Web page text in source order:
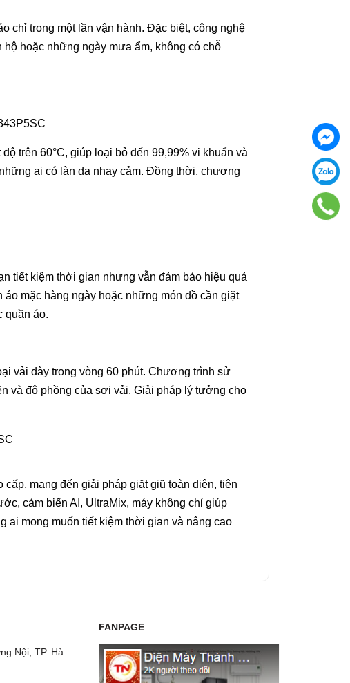
chỉ trong một lần vận hành. Đặc biệt, công nghệ
hoặc những ngày mưa ẩm, không có chỗ
trên 60°C, giúp loại bỏ đến 99,99% vi khuẩn và
ai có làn da nhạy cảm. Đồng thời, chương
tiết kiệm thời gian nhưng vẫn đảm bảo hiệu quả
mặc hàng ngày hoặc những món đồ cần giặt
quần áo.
vải dày trong vòng 60 phút. Chương trình sử
và độ phồng của sợi vải. Giải pháp lý tưởng cho
cấp, mang đến giải pháp giặt giũ toàn diện, tiện
cảm biến AI, UltraMix, máy không chỉ giúp
ai mong muốn tiết kiệm thời gian và nâng cao
Nội, TP. Hà
FANPAGE